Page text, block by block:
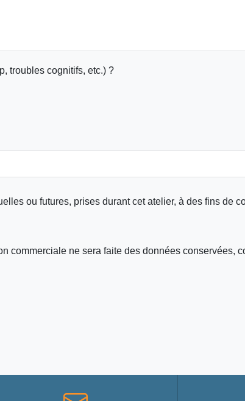
troubles cognitifs, etc.) ?
ou futures, prises durant cet atelier, à des fins de
commerciale ne sera faite des données conservées,